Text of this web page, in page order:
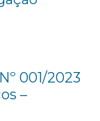
001/2023
–